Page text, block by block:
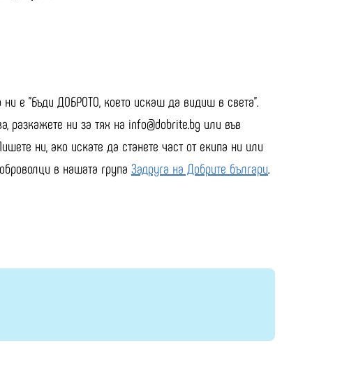
ни е "Бъди ДОБРОТО, което искаш да видиш в света".
разкажете ни за тях на info@dobrite.bg или във
ни, ако искате да станете част от екипа ни или
в нашата група Задруга на Добрите българи.